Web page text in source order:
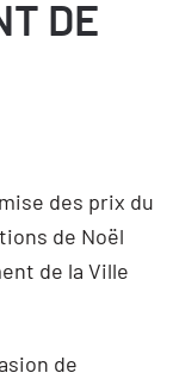
DE
des prix du
de Noël
de la Ville
de